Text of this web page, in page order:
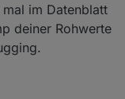
zu sehen?
im Datenblatt
deiner Rohwerte